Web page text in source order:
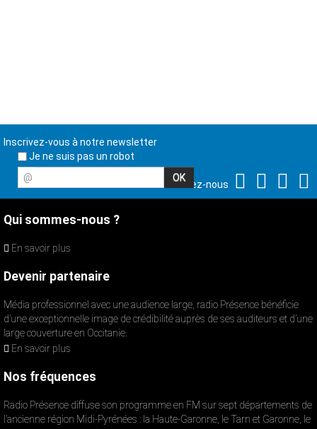
Inscrivez-vous à notre newsletter
Je ne suis pas un robot
@
Suivez-nous
Qui sommes-nous ?
En savoir plus
Devenir partenaire
Média professionnel avec une audience large, radio Présence bénéficie
d’une exceptionnelle image de crédibilité auprès de ses auditeurs et d’une
large couverture en Occitanie.
En savoir plus
Nos fréquences
Radio Présence diffuse son programme en FM sur sept départements de
l’ancienne région Midi-Pyrénées : la Haute-Garonne, le Tarn et Garonne, le